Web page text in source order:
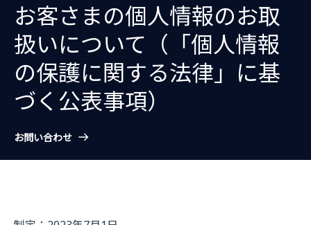
お客さまの個人情報のお取
扱いについて（「個人情報
の保護に関する法律」に基
づく公表事項）
お問い合わせ